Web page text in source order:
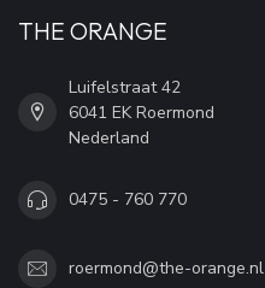
THE ORANGE
Luifelstraat 42
6041 EK Roermond
Nederland
0475 - 760 770
roermond@the-orange.nl